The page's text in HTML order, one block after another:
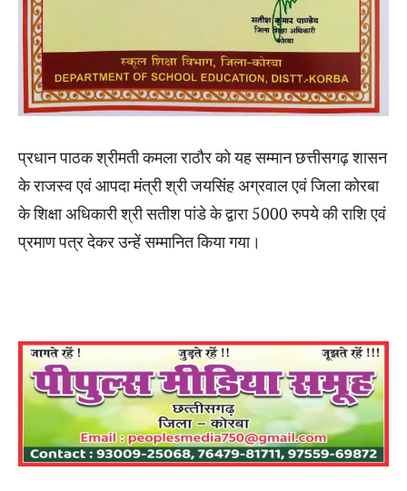
प्रधान पाठक श्रीमती कमला राठौर को यह सम्मान छत्तीसगढ़ शासन
के राजस्व एवं आपदा मंत्री श्री जयसिंह अग्रवाल एवं जिला कोरबा
के शिक्षा अधिकारी श्री सतीश पांडे के द्वारा 5000 रुपये की राशि एवं
प्रमाण पत्र देकर उन्हें सम्मानित किया गया।